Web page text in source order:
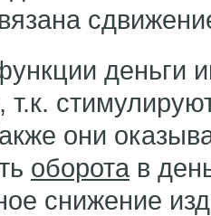
деньги
т.к.
они
оборота в
снижение